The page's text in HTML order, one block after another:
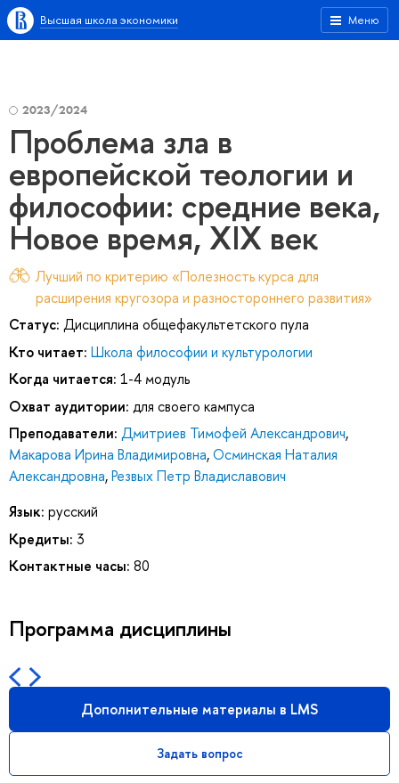
Меню
Высшая школа экономики
2023/2024
Проблема зла в
европейской теологии и
философии: средние века,
Новое время, XIX век
Лучший по критерию «Полезность курса для
расширения кругозора и разностороннего развития»
Статус: Дисциплина общефакультетского пула
Кто читает: Школа философии и культурологии
Когда читается: 1-4 модуль
Охват аудитории: для своего кампуса
Преподаватели: Дмитриев Тимофей Александрович,
Макарова Ирина Владимировна,Осминская Наталия
Александровна,Резвых Петр Владиславович
Язык: русский
Кредиты: 3
Контактные часы: 80
Программа дисциплины
Дополнительные материалы в LMS
Задать вопрос